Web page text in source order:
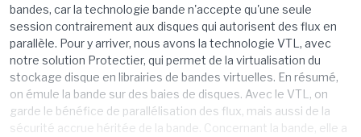
bandes, car la technologie bande n'accepte qu'une seule
session contrairement aux disques qui autorisent des flux en
parallèle. Pour y arriver, nous avons la technologie VTL, avec
notre solution Protectier, qui permet de la virtualisation du
stockage disque en librairies de bandes virtuelles. En résumé,
on émule la bande sur des baies de disques. Avec le VTL, on
garde le bénéfice de parallélisation des flux, mais aussi de la
sécurité accrue héritée de la bande. Concernant la bande, elle a